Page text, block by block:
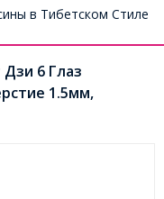
в Тибетском Стиле
6 Глаз
1.5мм,